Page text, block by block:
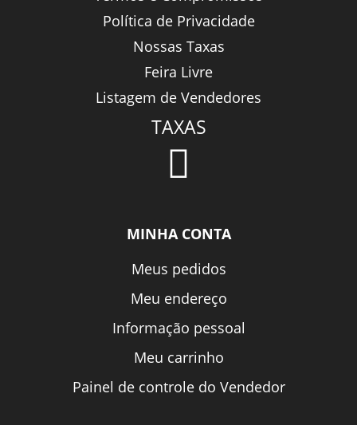
Política de Privacidade
Nossas Taxas
Feira Livre
Listagem de Vendedores
TAXAS
MINHA CONTA
Meus pedidos
Meu endereço
Informação pessoal
Meu carrinho
Painel de controle do Vendedor